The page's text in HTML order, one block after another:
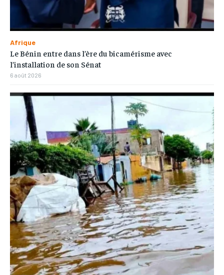
Afrique
Le Bénin entre dans l’ère du bicamérisme avec
l’installation de son Sénat
6 août 2026